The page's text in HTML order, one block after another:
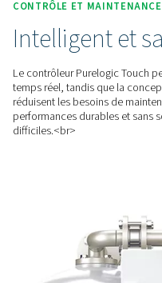
permettent d'éliminer les
cycle de vie.
QUALITÉ DE L'AIR
Pureté et
constantes
haute qualité qui
le risque de problèmes
opérationnelle.